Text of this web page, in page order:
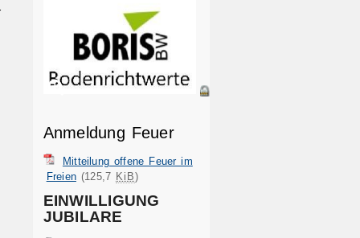
Anmeldung Feuer
Mitteilung offene Feuer im
Freien (125,7 KiB)
EINWILLIGUNG
JUBILARE